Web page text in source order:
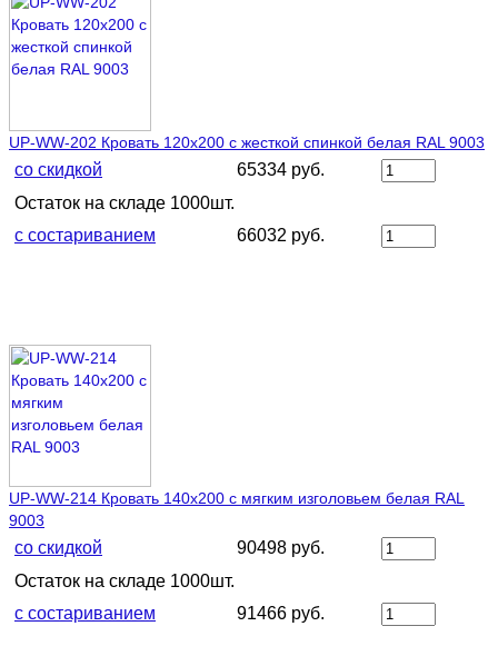
UP-WW-202 Кровать 120х200 с жесткой спинкой белая RAL 9003
со скидкой
65334 руб.
Остаток на складе 1000шт.
с состариванием
66032 руб.
UP-WW-214 Кровать 140х200 с мягким изголовьем белая RAL
9003
со скидкой
90498 руб.
Остаток на складе 1000шт.
с состариванием
91466 руб.